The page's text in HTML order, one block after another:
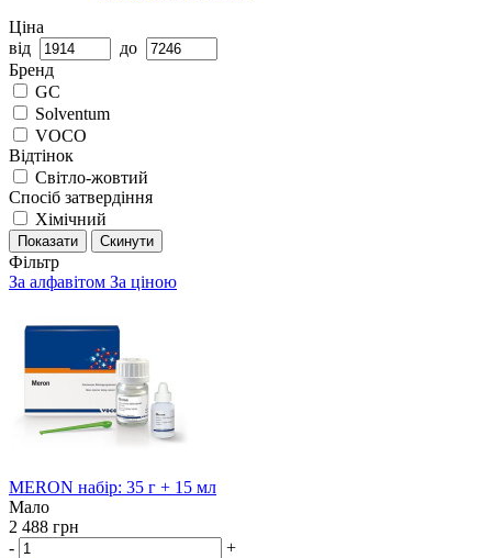
Ціна
від
до
Бренд
GC
Solventum
VOCO
Відтінок
Світло-жовтий
Спосіб затвердіння
Хімічний
Показати Скинути
Фільтр
За алфавітом За ціною
MERON набір: 35 г + 15 мл
Мало
2 488 грн
-
+